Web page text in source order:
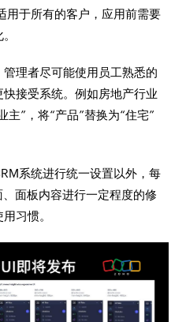
用于所有的客户，应用前需要
理者尽可能使用员工熟悉的
接受系统。例如房地产行业
主”，将“产品”替换为“住宅”
系统进行统一设置以外，每
面板内容进行一定程度的修
习惯。